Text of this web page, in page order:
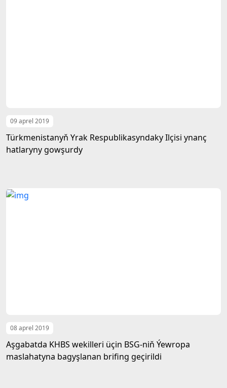
09 aprel 2019
Türkmenistanyň Yrak Respublikasyndaky Ilçisi ynanç
hatlaryny gowşurdy
08 aprel 2019
Aşgabatda KHBS wekilleri üçin BSG-niň Ýewropa
maslahatyna bagyşlanan brifing geçirildi